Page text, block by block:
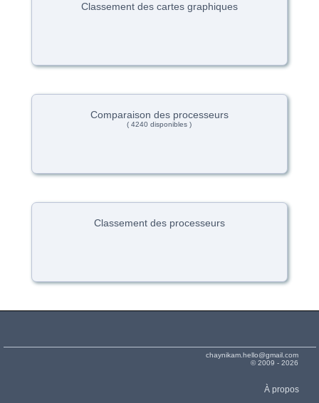
Classement des cartes graphiques
Comparaison des processeurs
( 4240 disponibles )
Classement des processeurs
chaynikam.hello@gmail.com
© 2009 - 2026
À propos